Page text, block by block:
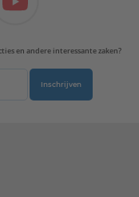
en andere interessante zaken?
Inschrijven